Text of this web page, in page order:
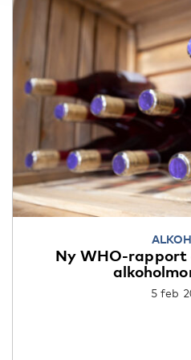
Ny WHO-rapport
5 feb